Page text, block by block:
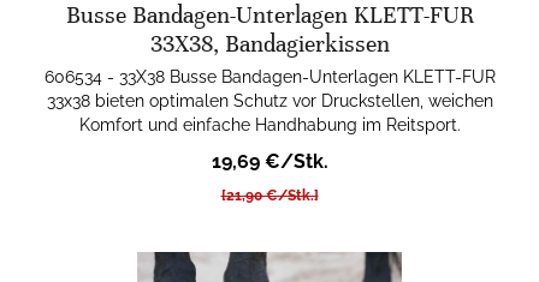
Busse Bandagen-Unterlagen KLETT-FUR
33X38, Bandagierkissen
606534 - 33X38 Busse Bandagen-Unterlagen KLETT-FUR
33x38 bieten optimalen Schutz vor Druckstellen, weichen
Komfort und einfache Handhabung im Reitsport.
19,69 €/Stk.
[21,90 €/Stk.]